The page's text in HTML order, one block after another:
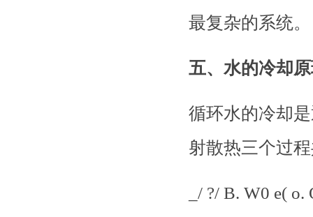
最复杂的系统。
五、水的冷却
循环水的冷却
射散热三个过
_/ ?/ B. W0 e(